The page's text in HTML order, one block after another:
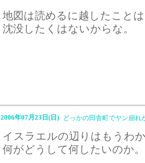
地図は読めるに越したこと
沈没したくはないからな。
2006年07月23日(日) どっかの田舎町でヤン崩
イスラエルの辺りはもうわ
何がどうして何したいのか。